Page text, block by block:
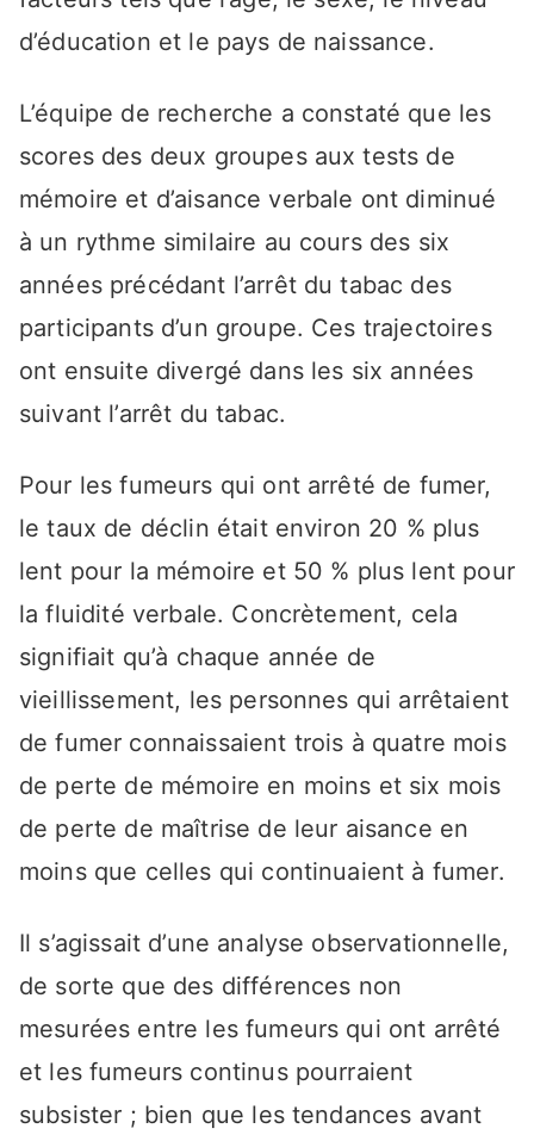
d’éducation et le pays de naissance.
L’équipe de recherche a constaté que les
scores des deux groupes aux tests de
mémoire et d’aisance verbale ont diminué
à un rythme similaire au cours des six
années précédant l’arrêt du tabac des
participants d’un groupe. Ces trajectoires
ont ensuite divergé dans les six années
suivant l’arrêt du tabac.
Pour les fumeurs qui ont arrêté de fumer,
le taux de déclin était environ 20 % plus
lent pour la mémoire et 50 % plus lent pour
la fluidité verbale. Concrètement, cela
signifiait qu’à chaque année de
vieillissement, les personnes qui arrêtaient
de fumer connaissaient trois à quatre mois
de perte de mémoire en moins et six mois
de perte de maîtrise de leur aisance en
moins que celles qui continuaient à fumer.
Il s’agissait d’une analyse observationnelle,
de sorte que des différences non
mesurées entre les fumeurs qui ont arrêté
et les fumeurs continus pourraient
subsister ; bien que les tendances avant